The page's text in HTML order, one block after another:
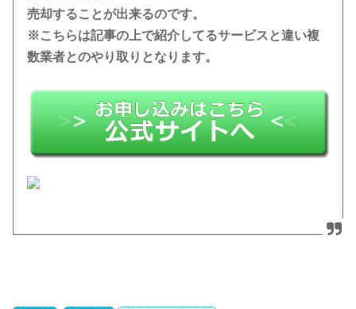
売却することが出来るのです。
※こちらは記事の上で紹介してるサービスと違い複
数業者とのやり取りとなります。